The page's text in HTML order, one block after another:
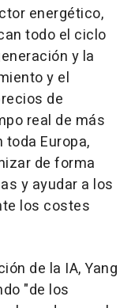
energético,
todo el ciclo
y la
y el
de
real de más
Europa,
de forma
y ayudar a los
los costes
de la IA, Yang
"de los